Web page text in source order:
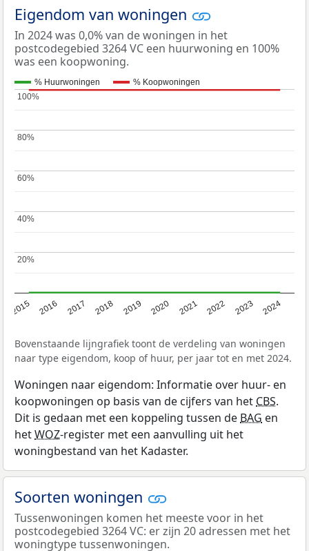
Eigendom van woningen
In 2024 was 0,0% van de woningen in het
postcodegebied 3264 VC een huurwoning en 100%
was een koopwoning.
% Huurwoningen % Koopwoningen
2015 2016 2017 2018 2019 2020 2021 2022 2023 2024
20%
20%
40%
40%
60%
60%
80%
80%
100%
100%
Bovenstaande lijngrafiek toont de verdeling van woningen
naar type eigendom, koop of huur, per jaar tot en met 2024.
Woningen naar eigendom: Informatie over huur- en
koopwoningen op basis van de cijfers van het CBS.
Dit is gedaan met een koppeling tussen de BAG en
hetWOZ-register met een aanvulling uit het
woningbestand van het Kadaster.
Soorten woningen
Tussenwoningen komen het meeste voor in het
postcodegebied 3264 VC: er zijn 20 adressen met het
woningtype tussenwoningen.